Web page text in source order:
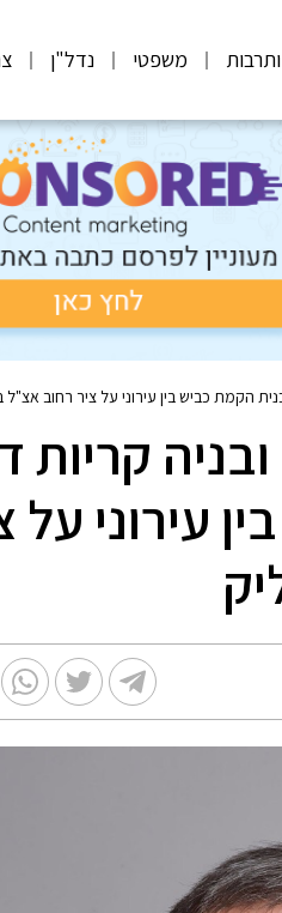
משפטי נדל"ן
הקמת כביש בין עירוני על ציר רחוב אצ"ל
עירוני על